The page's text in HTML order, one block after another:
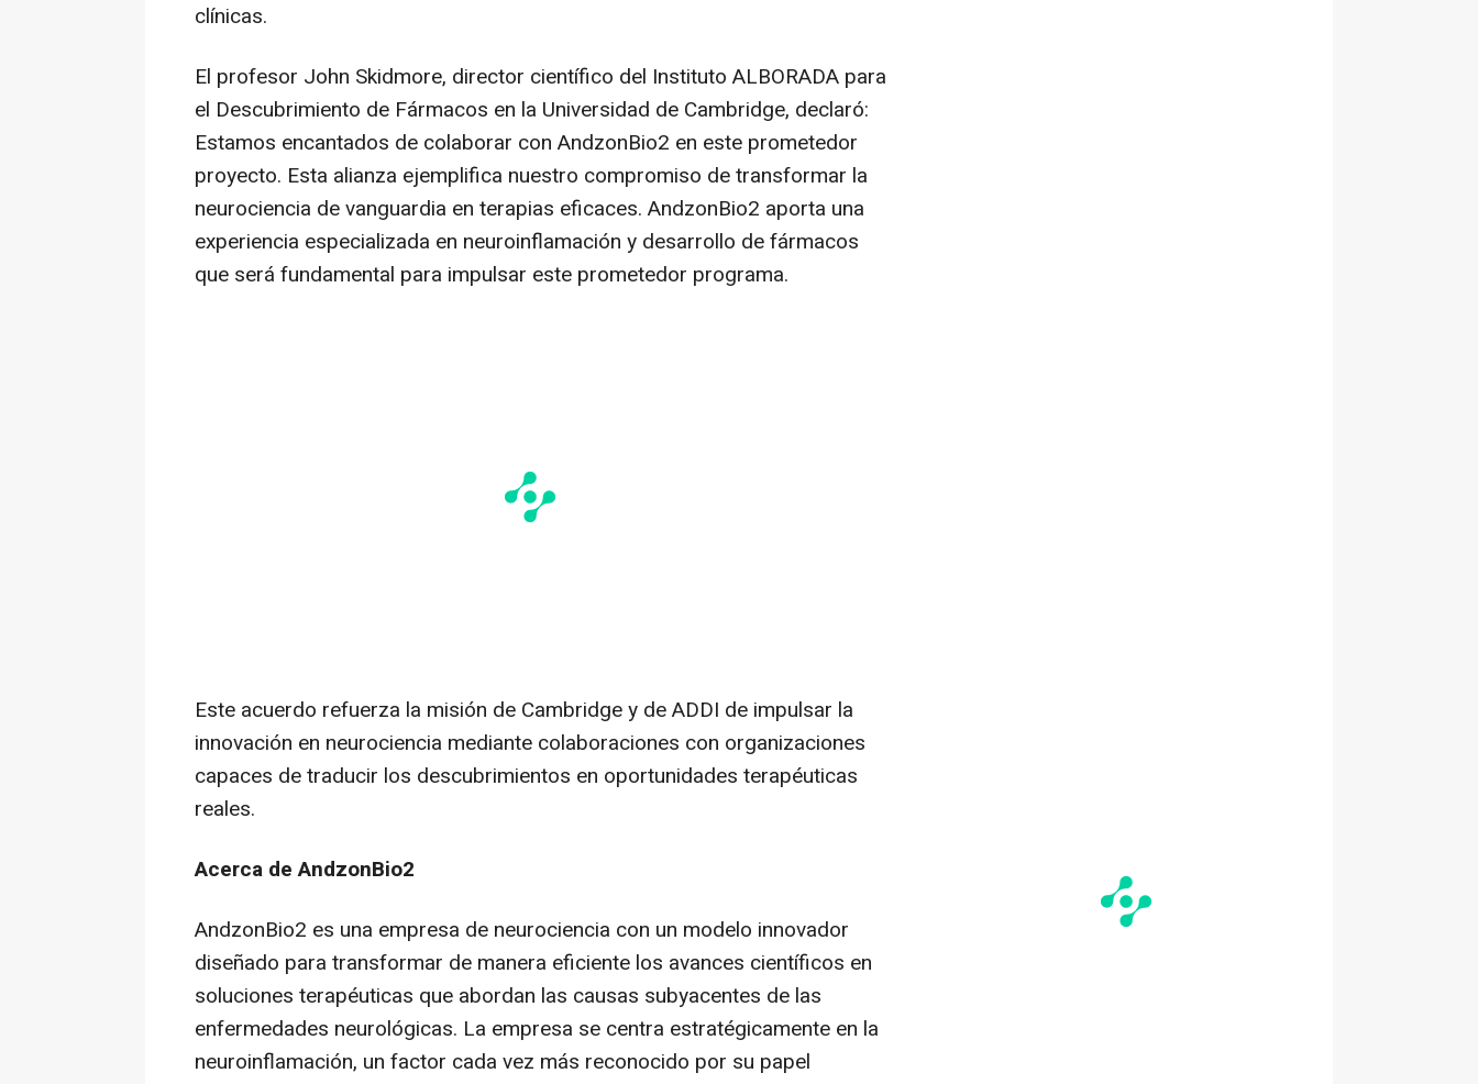
clínicas.
El profesor John Skidmore, director científico del Instituto ALBORADA para
el Descubrimiento de Fármacos en la Universidad de Cambridge, declaró:
Estamos encantados de colaborar con AndzonBio2 en este prometedor
proyecto. Esta alianza ejemplifica nuestro compromiso de transformar la
neurociencia de vanguardia en terapias eficaces. AndzonBio2 aporta una
experiencia especializada en neuroinflamación y desarrollo de fármacos
que será fundamental para impulsar este prometedor programa.
Este acuerdo refuerza la misión de Cambridge y de ADDI de impulsar la
innovación en neurociencia mediante colaboraciones con organizaciones
capaces de traducir los descubrimientos en oportunidades terapéuticas
reales.
Acerca de AndzonBio2
AndzonBio2 es una empresa de neurociencia con un modelo innovador
diseñado para transformar de manera eficiente los avances científicos en
soluciones terapéuticas que abordan las causas subyacentes de las
enfermedades neurológicas. La empresa se centra estratégicamente en la
neuroinflamación, un factor cada vez más reconocido por su papel